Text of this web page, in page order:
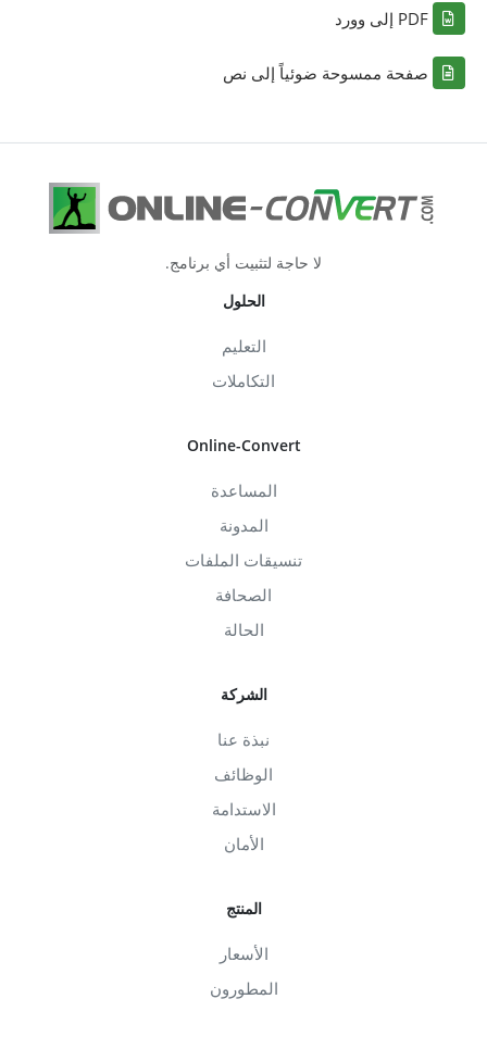
PDF إلى وورد
صفحة ممسوحة ضوئياً إلى نص
لا حاجة لتثبيت أي برنامج.
الحلول
التعليم
التكاملات
Online-Convert
المساعدة
المدونة
تنسيقات الملفات
الصحافة
الحالة
الشركة
نبذة عنا
الوظائف
الاستدامة
الأمان
المنتج
الأسعار
المطورون